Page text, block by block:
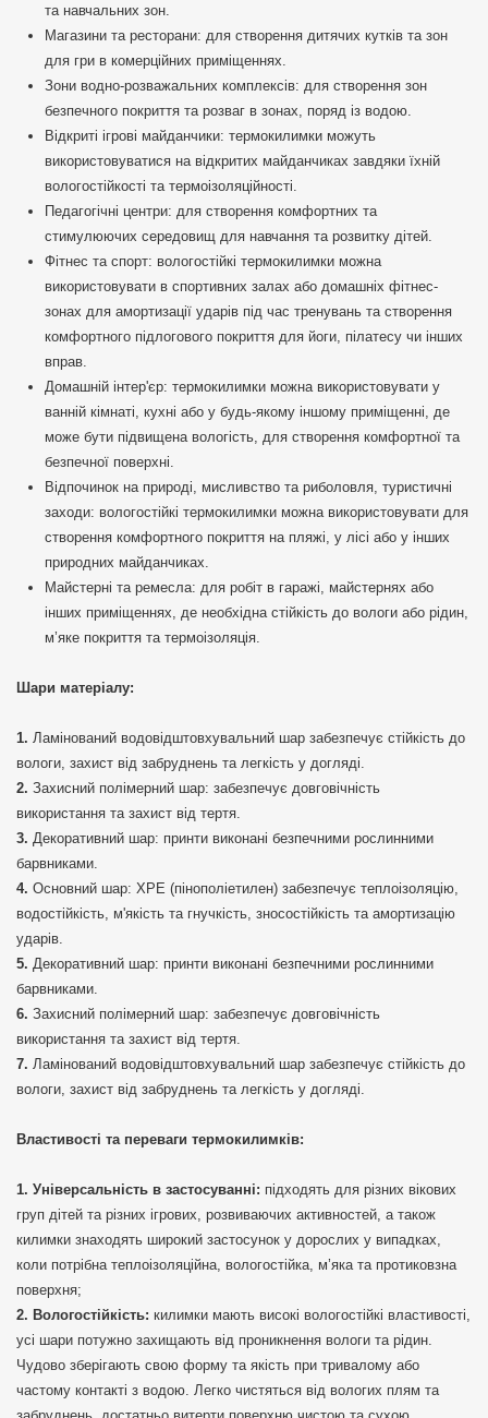
та навчальних зон.
Магазини та ресторани: для створення дитячих кутків та зон
для гри в комерційних приміщеннях.
Зони водно-розважальних комплексів: для створення зон
безпечного покриття та розваг в зонах, поряд із водою.
Відкриті ігрові майданчики: термокилимки можуть
використовуватися на відкритих майданчиках завдяки їхній
вологостійкості та термоізоляційності.
Педагогічні центри: для створення комфортних та
стимулюючих середовищ для навчання та розвитку дітей.
Фітнес та спорт: вологостійкі термокилимки можна
використовувати в спортивних залах або домашніх фітнес-
зонах для амортизації ударів під час тренувань та створення
комфортного підлогового покриття для йоги, пілатесу чи інших
вправ.
Домашній інтер'єр: термокилимки можна використовувати у
ванній кімнаті, кухні або у будь-якому іншому приміщенні, де
може бути підвищена вологість, для створення комфортної та
безпечної поверхні.
Відпочинок на природі, мисливство та риболовля, туристичні
заходи: вологостійкі термокилимки можна використовувати для
створення комфортного покриття на пляжі, у лісі або у інших
природних майданчиках.
Майстерні та ремесла: для робіт в гаражі, майстернях або
інших приміщеннях, де необхідна стійкість до вологи або рідин,
м’яке покриття та термоізоляція.
Шари матеріалу:
Ламінований водовідштовхувальний шар забезпечує стійкість до
вологи, захист від забруднень та легкість у догляді.
Захисний полімерний шар: забезпечує довговічність
використання та захист від тертя.
Декоративний шар: принти виконані безпечними рослинними
барвниками.
Основний шар: ХРЕ (пінополіетилен) забезпечує теплоізоляцію,
водостійкість, м'якість та гнучкість, зносостійкість та амортизацію
ударів.
Декоративний шар: принти виконані безпечними рослинними
барвниками.
Захисний полімерний шар: забезпечує довговічність
використання та захист від тертя.
Ламінований водовідштовхувальний шар забезпечує стійкість до
вологи, захист від забруднень та легкість у догляді.
Властивості та переваги термокилимків:
Універсальність в застосуванні: підходять для різних вікових
груп дітей та різних ігрових, розвиваючих активностей, а також
килимки знаходять широкий застосунок у дорослих у випадках,
коли потрібна теплоізоляційна, вологостійка, м’яка та протиковзна
поверхня;
Вологостійкість: килимки мають високі вологостійкі властивості,
усі шари потужно захищають від проникнення вологи та рідин.
Чудово зберігають свою форму та якість при тривалому або
частому контакті з водою. Легко чистяться від вологих плям та